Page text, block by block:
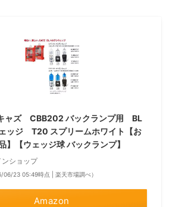
ャズ CBB202 バックランプ用 BL
ッジ T20 スプリームホワイト【お
】【ウェッジ球 バックランプ】
ショップ
06/23 05:49時点 | 楽天市場調べ）
Amazon